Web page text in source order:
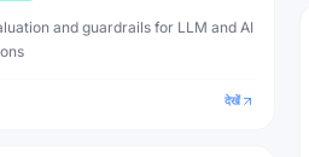
and guardrails for LLM and AI
देखें